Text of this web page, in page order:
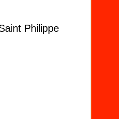
Philippe